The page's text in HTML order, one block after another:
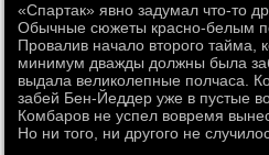
«Спартак» явно задумал что-то
Обычные сюжеты красно-белым
Провалив начало второго тайма,
минимум дважды должны была
выдала великолепные полчаса.
забей Бен-Йеддер уже в пустые
Комбаров не успел вовремя
Но ни того, ни другого не